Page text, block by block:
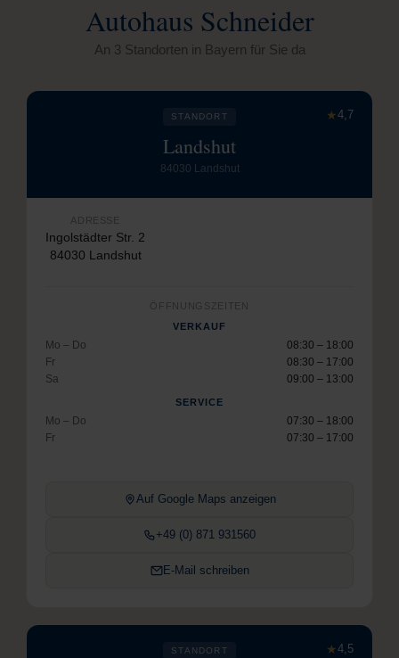
Autohaus Schneider
An 3 Standorten in Bayern für Sie da
★4,7
STANDORT
Landshut
84030 Landshut
ADRESSE
Ingolstädter Str. 2
84030 Landshut
ÖFFNUNGSZEITEN
VERKAUF
Mo – Do
08:30 – 18:00
Fr
08:30 – 17:00
Sa
09:00 – 13:00
SERVICE
Mo – Do
07:30 – 18:00
Fr
07:30 – 17:00
Auf Google Maps anzeigen
+49 (0) 871 931560
E-Mail schreiben
★4,5
STANDORT